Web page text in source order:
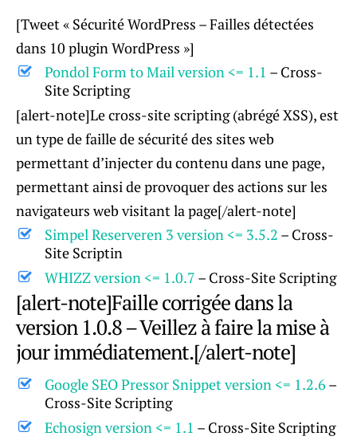
[Tweet « Sécurité WordPress – Failles détectées
dans 10 plugin WordPress »]
Pondol Form to Mail version <= 1.1 – Cross-
Site Scripting
[alert-note]Le cross-site scripting (abrégé XSS), est
un type de faille de sécurité des sites web
permettant d’injecter du contenu dans une page,
permettant ainsi de provoquer des actions sur les
navigateurs web visitant la page[/alert-note]
Simpel Reserveren 3 version <= 3.5.2 – Cross-
Site Scriptin
WHIZZ version <= 1.0.7 – Cross-Site Scripting
[alert-note]Faille corrigée dans la
version 1.0.8 – Veillez à faire la mise à
jour immédiatement.[/alert-note]
Google SEO Pressor Snippet version <= 1.2.6 –
Cross-Site Scripting
Echosign version <= 1.1 – Cross-Site Scripting